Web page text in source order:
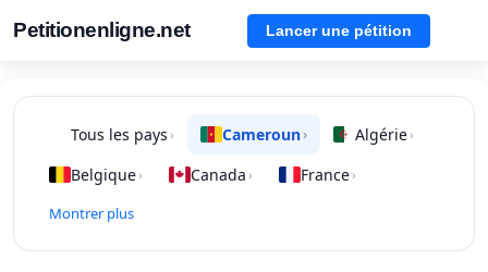
Petitionenligne.net Lancer une pétition
Tous les pays › Cameroun› Algérie›
Belgique› Canada › France›
Montrer plus